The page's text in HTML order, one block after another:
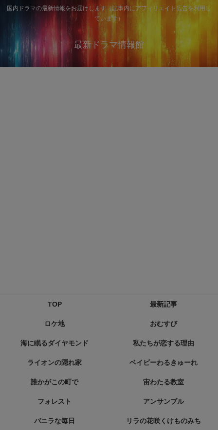
国内ドラマの最新情報をお届けします（記事内にアフィリエイト広告を利用し
ています）
最新ドラマ情報館
TOP 最新記事
ロケ地 おむすび
海に眠るダイヤモンド 私たちが恋する理由
ライオンの隠れ家 ベイビーわるきゅーれ
誰かがこの町で 宙わたる教室
フォレスト アンサンブル
バニラな毎日 リラの花咲くけものみち